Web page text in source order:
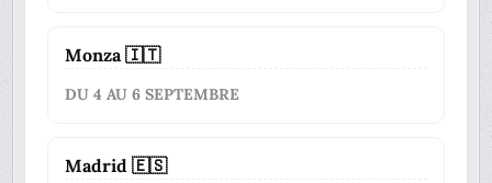
Monza 🇮🇹
DU 4 AU 6 SEPTEMBRE
Madrid 🇪🇸